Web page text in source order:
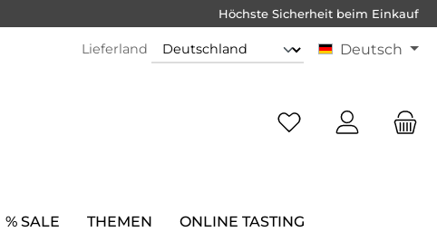
Höchste Sicherheit beim Einkauf
Lieferland Deutsch
% SALE THEMEN ONLINE TASTING